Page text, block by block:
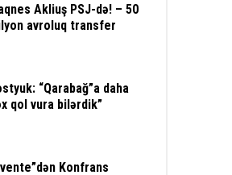
Akliuş PSJ-də! – 50
avroluq transfer
“Qarabağ”a daha
qol vura bilərdik”
Konfrans